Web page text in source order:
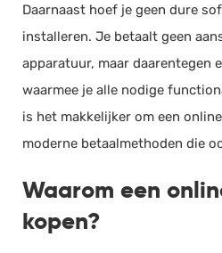
Daarnaast hoef je geen dure
installeren. Je betaalt geen
apparatuur, maar daarentegen
waarmee je alle nodige
is het makkelijker om een
moderne betaalmethoden die
Waarom een
kopen?